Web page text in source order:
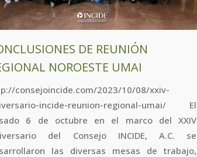
DE REUNIÓN
NOROESTE UMAI
consejoincide.com/2023/10/08/xxiv-
incide-reunion-regional-umai/ El
6 de octubre en el marco del XXIV
del Consejo INCIDE, A.C. se
las diversas mesas de trabajo,